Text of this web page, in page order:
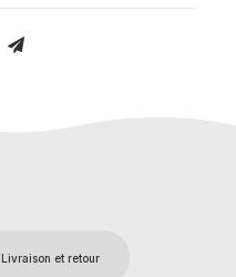
Livraison et retour